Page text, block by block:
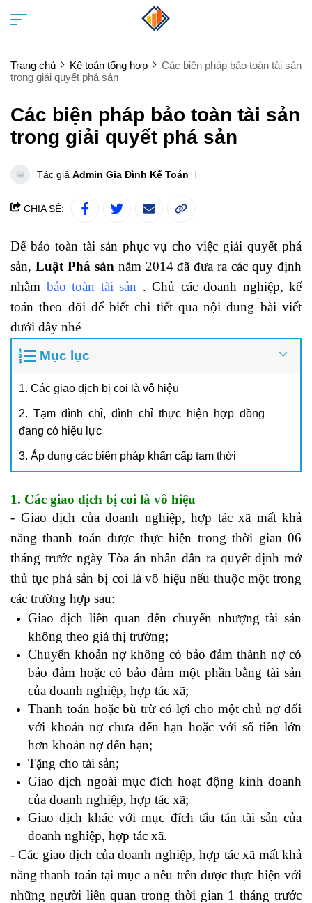
Trang chủ Kế toán tổng hợp
Các biện pháp bảo toàn tài sản
trong giải quyết phá sản
Các biện pháp bảo toàn tài sản
trong giải quyết phá sản
Tác giả Admin Gia Đình Kế Toán
CHIA SẺ:
Để bảo toàn tài sản phục vụ cho việc giải quyết phá
sản, Luật Phá sản năm 2014 đã đưa ra các quy định
nhằm bảo toàn tài sản . Chủ các doanh nghiệp, kế
toán theo dõi để biết chi tiết qua nội dung bài viết
dưới đây nhé
Mục lục
1. Các giao dịch bị coi là vô hiệu
2. Tạm đình chỉ, đình chỉ thực hiện hợp đồng
đang có hiệu lực
3. Áp dụng các biện pháp khẩn cấp tạm thời
1. Các giao dịch bị coi là vô hiệu
- Giao dịch của doanh nghiệp, hợp tác xã mất khả
năng thanh toán được thực hiện trong thời gian 06
tháng trước ngày Tòa án nhân dân ra quyết định mở
thủ tục phá sản bị coi là vô hiệu nếu thuộc một trong
các trường hợp sau:
Giao dịch liên quan đến chuyển nhượng tài sản
không theo giá thị trường;
Chuyển khoản nợ không có bảo đảm thành nợ có
bảo đảm hoặc có bảo đảm một phần bằng tài sản
của doanh nghiệp, hợp tác xã;
Thanh toán hoặc bù trừ có lợi cho một chủ nợ đối
với khoản nợ chưa đến hạn hoặc với số tiền lớn
hơn khoản nợ đến hạn;
Tặng cho tài sản;
Giao dịch ngoài mục đích hoạt động kinh doanh
của doanh nghiệp, hợp tác xã;
Giao dịch khác với mục đích tẩu tán tài sản của
doanh nghiệp, hợp tác xã.
- Các giao dịch của doanh nghiệp, hợp tác xã mất khả
năng thanh toán tại mục a nêu trên được thực hiện với
những người liên quan trong thời gian 1 tháng trước